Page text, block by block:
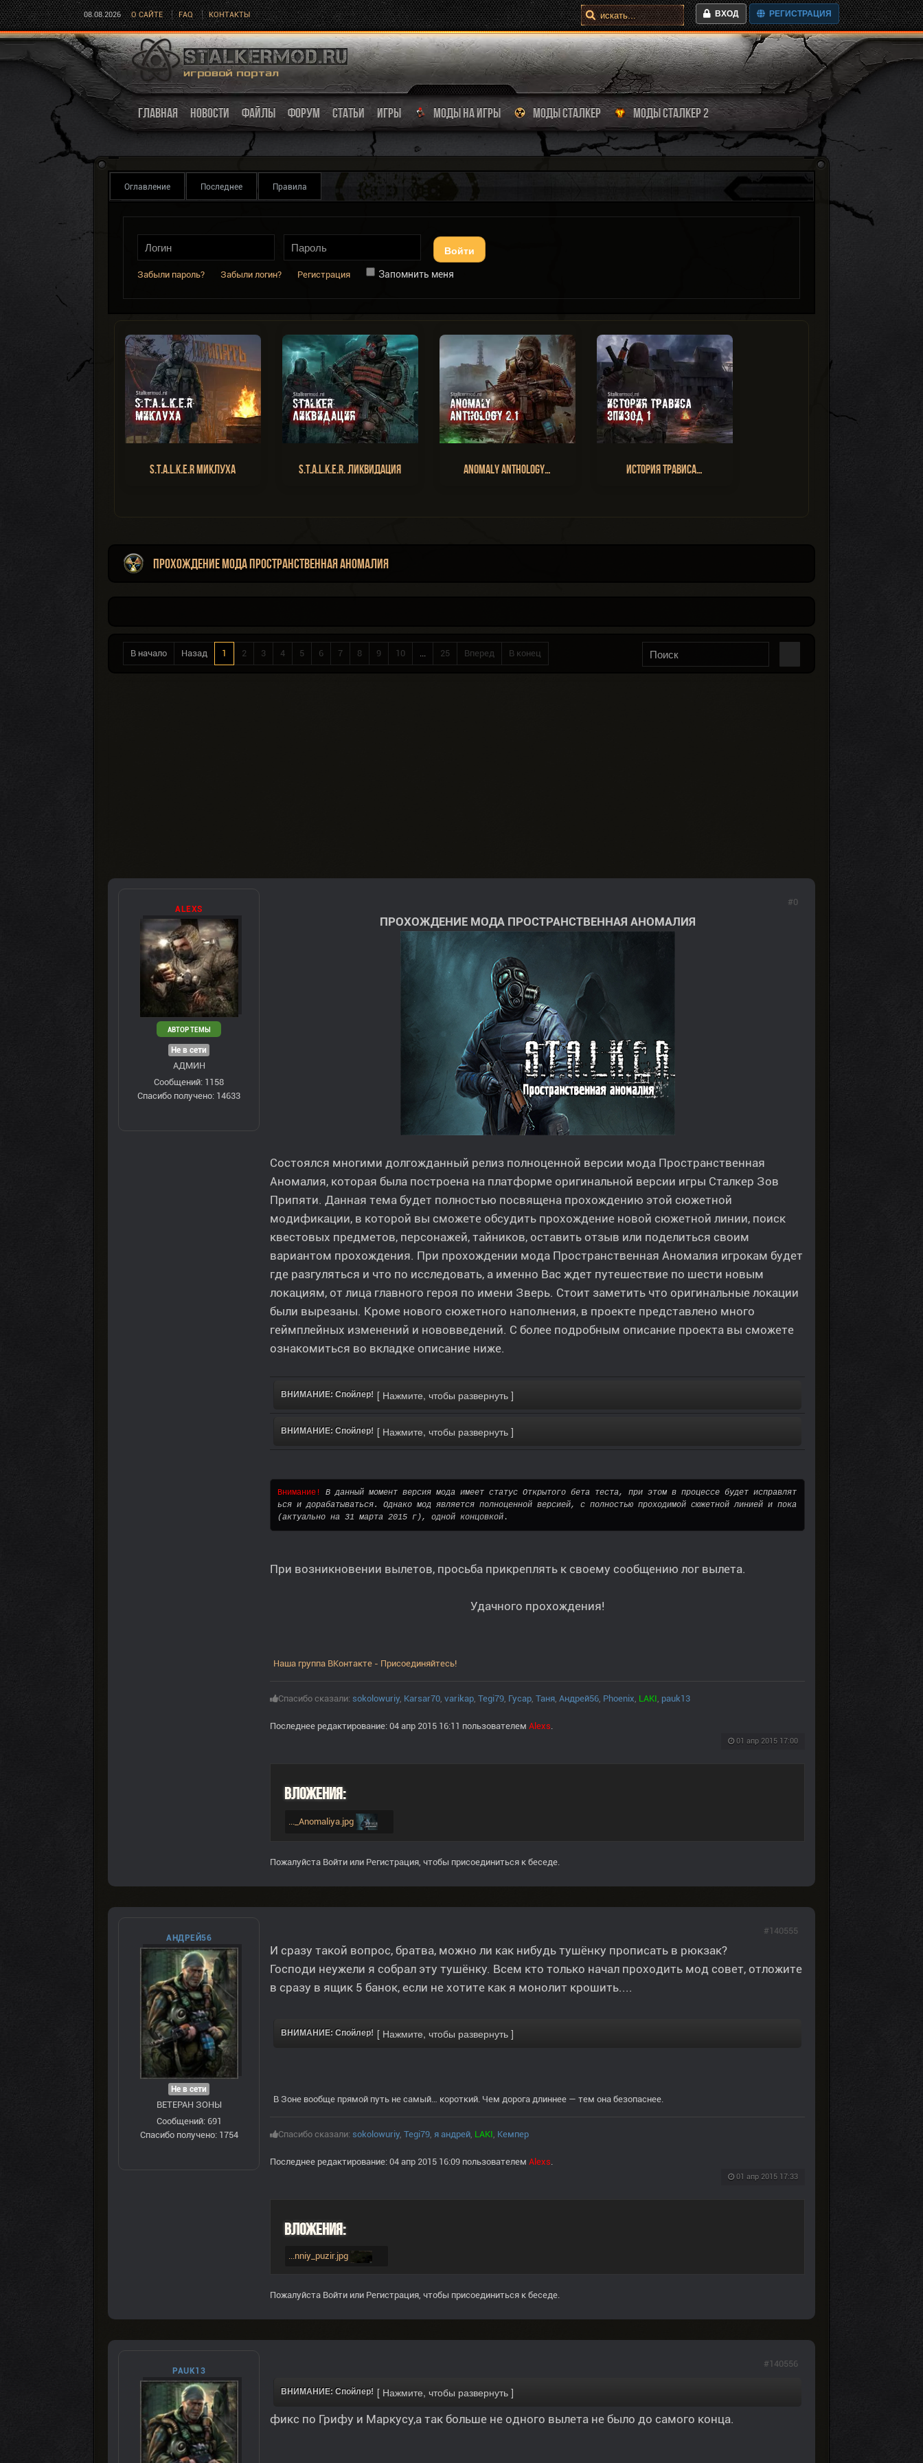
08.08.2026 О САЙТЕ FAQ КОНТАКТЫ ВХОД РЕГИСТРАЦИЯ
ГЛАВНАЯ НОВОСТИ ФАЙЛЫ ФОРУМ СТАТЬИ ИГРЫ МОДЫ НА ИГРЫ МОДЫ СТАЛКЕР МОДЫ СТАЛКЕР 2
Оглавление Последнее Правила
Войти
Забыли пароль? Забыли логин? Регистрация Запомнить меня
S.T.A.L.K.E.R Миклуха S.T.A.L.K.E.R. Ликвидация Anomaly Anthology… История Трависа…
Прохождение мода Пространственная Аномалия
В начало Назад 1 2 3 4 5 6 7 8 9 10 ... 25 Вперед В конец
ALEXS
АВТОР ТЕМЫ
Не в сети
АДМИН
Сообщений: 1158
Спасибо получено: 14633
ПРОХОЖДЕНИЕ МОДА ПРОСТРАНСТВЕННАЯ АНОМАЛИЯ
Состоялся многими долгожданный релиз полноценной версии мода Пространственная
Аномалия, которая была построена на платформе оригинальной версии игры Сталкер Зов
Припяти. Данная тема будет полностью посвящена прохождению этой сюжетной
модификации, в которой вы сможете обсудить прохождение новой сюжетной линии, поиск
квестовых предметов, персонажей, тайников, оставить отзыв или поделиться своим
вариантом прохождения. При прохождении мода Пространственная Аномалия игрокам будет
где разгуляться и что по исследовать, а именно Вас ждет путешествие по шести новым
локациям, от лица главного героя по имени Зверь. Стоит заметить что оригинальные локации
были вырезаны. Кроме нового сюжетного наполнения, в проекте представлено много
геймплейных изменений и нововведений. С более подробным описание проекта вы сможете
ознакомиться во вкладке описание ниже.
ВНИМАНИЕ: Спойлер!
ВНИМАНИЕ: Спойлер!
Внимание!
В данный момент версия мода имеет статус Открытого бета теста, при этом в процессе будет исправлят
ься и дорабатываться. Однако мод является полноценной версией, с полностью проходимой сюжетной линией и пока
(актуально на 31 марта 2015 г), одной концовкой .
При возникновении вылетов, просьба прикреплять к своему сообщению лог вылета.
Удачного прохождения!
Наша группа ВКонтакте - Присоединяйтесь!
Спасибо сказали: sokolowuriy, Karsar70, varikap, Tegi79, Гусар, Таня, Андрей56, Phoenix, LAKI, pauk13
Последнее редактирование: 04 апр 2015 16:11 пользователем Alexs.
01 апр 2015 17:00
#0
Вложения:
..._Anomaliya.jpg
Пожалуйста Войти или Регистрация, чтобы присоединиться к беседе.
АНДРЕЙ56
Не в сети
ВЕТЕРАН ЗOНЫ
Сообщений: 691
Спасибо получено: 1754
И сразу такой вопрос, братва, можно ли как нибудь тушёнку прописать в рюкзак?
Господи неужели я собрал эту тушёнку. Всем кто только начал проходить мод совет, отложите
в сразу в ящик 5 банок, если не хотите как я монолит крошить....
ВНИМАНИЕ: Спойлер!
В Зоне вообще прямой путь не самый… короткий. Чем дорога длиннее — тем она безопаснее.
Спасибо сказали: sokolowuriy, Tegi79, я андрей, LAKI, Кемпер
Последнее редактирование: 04 апр 2015 16:09 пользователем Alexs.
01 апр 2015 17:33
#140555
Вложения:
...nniy_puzir.jpg
Пожалуйста Войти или Регистрация, чтобы присоединиться к беседе.
PAUK13
ВНИМАНИЕ: Спойлер!
фикс по Грифу и Маркусу,а так больше не одного вылета не было до самого конца.
#140556